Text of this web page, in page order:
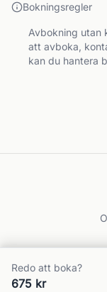
Bokningsregler
Avbokning utan
att avboka,
kan du hantera
Redo att boka?
675 kr